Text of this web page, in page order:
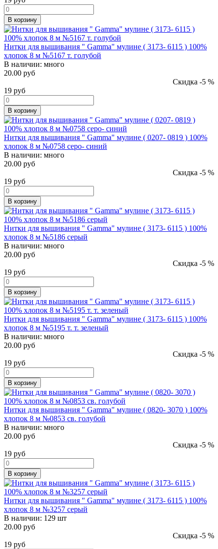
В корзину
Нитки для вышивания " Gamma" мулине ( 3173- 6115 ) 100%
хлопок 8 м №5167 т. голубой
В наличии: много
20.00 руб
Скидка -5 %
19 руб
В корзину
Нитки для вышивания " Gamma" мулине ( 0207- 0819 ) 100%
хлопок 8 м №0758 серо- синий
В наличии: много
20.00 руб
Скидка -5 %
19 руб
В корзину
Нитки для вышивания " Gamma" мулине ( 3173- 6115 ) 100%
хлопок 8 м №5186 серый
В наличии: много
20.00 руб
Скидка -5 %
19 руб
В корзину
Нитки для вышивания " Gamma" мулине ( 3173- 6115 ) 100%
хлопок 8 м №5195 т. т. зеленый
В наличии: много
20.00 руб
Скидка -5 %
19 руб
В корзину
Нитки для вышивания " Gamma" мулине ( 0820- 3070 ) 100%
хлопок 8 м №0853 св. голубой
В наличии: много
20.00 руб
Скидка -5 %
19 руб
В корзину
Нитки для вышивания " Gamma" мулине ( 3173- 6115 ) 100%
хлопок 8 м №3257 серый
В наличии: 129 шт
20.00 руб
Скидка -5 %
19 руб